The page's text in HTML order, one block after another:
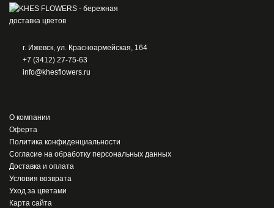
г. Ижевск, ул. Красноармейская, 164
+7 (3412) 27-75-63
info@khesflowers.ru
О компании
Оферта
Политика конфиденциальности
Согласие на обработку персональных данных
Доставка и оплата
Условия возврата
Уход за цветами
Карта сайта